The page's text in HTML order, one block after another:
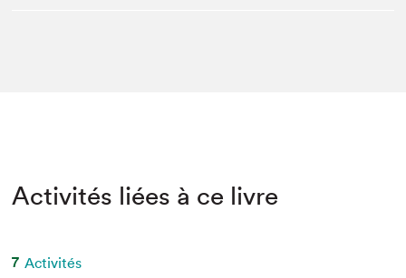
Activités liées à ce livre
7 Activités